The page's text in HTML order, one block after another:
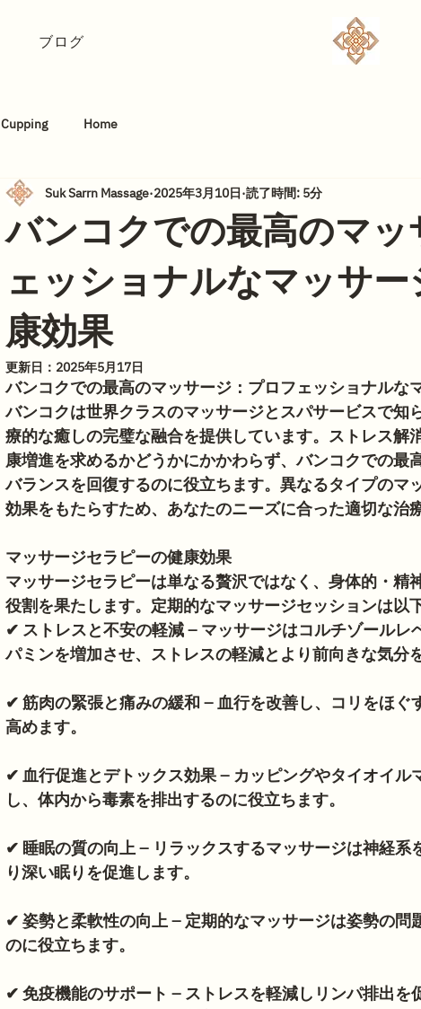
ブログ
Cupping Home
バンコクでの最高のマ
ェッショナルなマッサ
康効果
Suk Sarrn Massage 2025年3月10日 読了時間: 5分
更新日： 2025年5月17日
バンコクでの最高のマッサージ：プロフェッショナルな
バンコクは世界クラスのマッサージとスパサービスで知
療的な癒しの完璧な融合を提供しています。ストレス解
康増進を求めるかどうかにかかわらず、バンコクでの最
バランスを回復するのに役立ちます。異なるタイプのマ
効果をもたらすため、あなたのニーズに合った適切な治
マッサージセラピーの健康効果
マッサージセラピーは単なる贅沢ではなく、身体的・精
役割を果たします。定期的なマッサージセッションは以
✔ ストレスと不安の軽減 – マッサージはコルチゾール
パミンを増加させ、ストレスの軽減とより前向きな気分
✔ 筋肉の緊張と痛みの緩和 – 血行を改善し、コリをほ
高めます。
✔ 血行促進とデトックス効果 – カッピングやタイオイ
し、体内から毒素を排出するのに役立ちます。
✔ 睡眠の質の向上 – リラックスするマッサージは神経系
り深い眠りを促進します。
✔ 姿勢と柔軟性の向上 – 定期的なマッサージは姿勢の
のに役立ちます。
✔ 免疫機能のサポート – ストレスを軽減しリンパ排出